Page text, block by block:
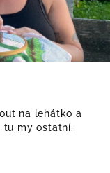
na lehátko a
tu my ostatní.